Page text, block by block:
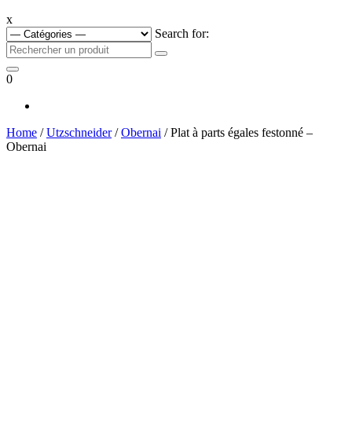
x
Search for:
0
Home /Utzschneider/Obernai / Plat à parts égales festonné –
Obernai